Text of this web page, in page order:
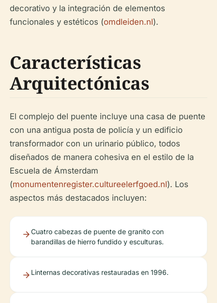
decorativo y la integración de elementos
funcionales y estéticos (omdleiden.nl).
Características
Arquitectónicas
El complejo del puente incluye una casa de puente
con una antigua posta de policía y un edificio
transformador con un urinario público, todos
diseñados de manera cohesiva en el estilo de la
Escuela de Ámsterdam
(monumentenregister.cultureelerfgoed.nl). Los
aspectos más destacados incluyen:
Cuatro cabezas de puente de granito con
barandillas de hierro fundido y esculturas.
Linternas decorativas restauradas en 1996.